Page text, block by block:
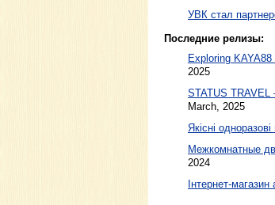
УВК стал
Последние релизы:
Exploring
2025
STATUS
March, 2025
Якісні
Межкомнатные
2024
Інтернет-